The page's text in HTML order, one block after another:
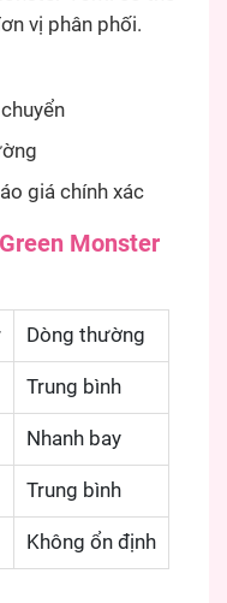
vị phân phối.
giá chính xác
Monster
Dòng thường
Trung bình
Nhanh bay
Trung bình
Không ổn định